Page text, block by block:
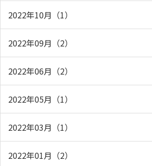
2022年10月（1）
2022年09月（2）
2022年06月（2）
2022年05月（1）
2022年03月（1）
2022年01月（2）